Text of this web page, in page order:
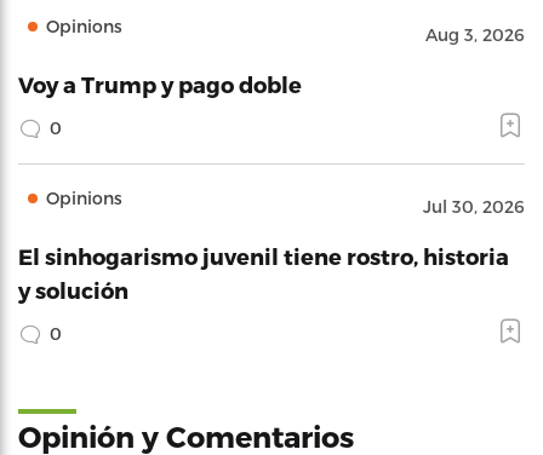
Opinions Aug 3, 2026
Voy a Trump y pago doble
0
Opinions Jul 30, 2026
El sinhogarismo juvenil tiene rostro, historia
y solución
0
Opinión y Comentarios